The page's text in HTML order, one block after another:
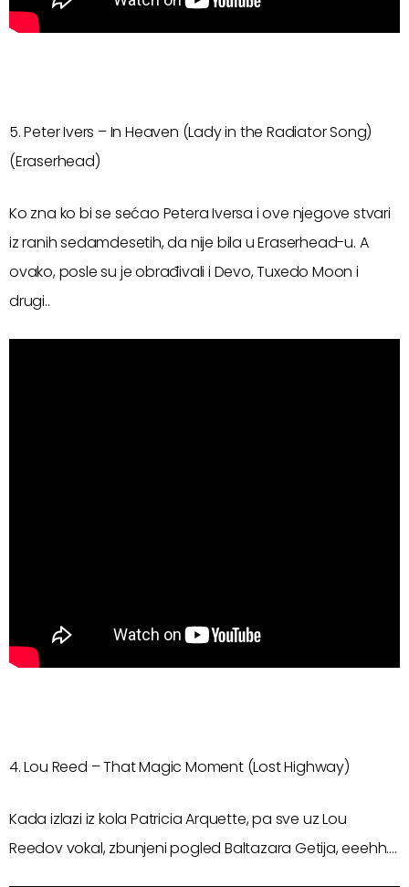
5. Peter Ivers – In Heaven (Lady in the Radiator Song)
(Eraserhead)
Ko zna ko bi se sećao Petera Iversa i ove njegove stvari
iz ranih sedamdesetih, da nije bila u Eraserhead-u. A
ovako, posle su je obrađivali i Devo, Tuxedo Moon i
drugi..
4. Lou Reed – That Magic Moment (Lost Highway)
Kada izlazi iz kola Patricia Arquette, pa sve uz Lou
Reedov vokal, zbunjeni pogled Baltazara Getija, eeehh….